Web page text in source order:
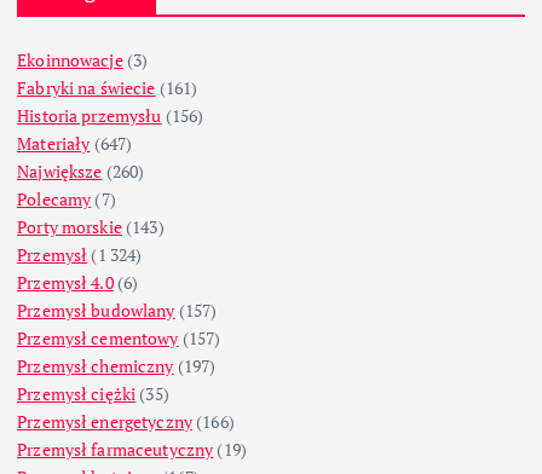
Ekoinnowacje(3)
Fabryki na świecie (161)
Historia przemysłu (156)
Materiały (647)
Największe (260)
Polecamy (7)
Porty morskie(143)
Przemysł (1 324)
Przemysł 4.0(6)
Przemysł budowlany (157)
Przemysł cementowy (157)
Przemysł chemiczny (197)
Przemysł ciężki (35)
Przemysł energetyczny (166)
Przemysł farmaceutyczny (19)